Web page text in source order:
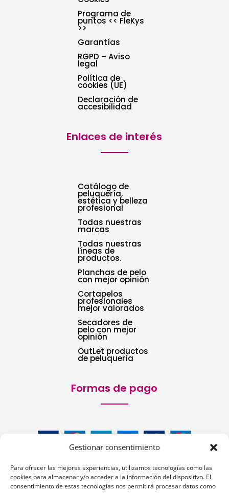
Gestionar consentimiento
Para ofrecer las mejores experiencias, utilizamos tecnologías como las
cookies para almacenar y/o acceder a la información del dispositivo. El
consentimiento de estas tecnologías nos permitirá procesar datos como
Programa de
puntos << FleKys
>>
Garantías
RGPD – Aviso
legal
Política de
cookies (UE)
Declaración de
accesibilidad
Enlaces de interés
Catálogo de
peluquería,
estética y belleza
profesional
Todas nuestras
marcas
Todas nuestras
líneas de
productos.
Planchas de pelo
con mejor opinión
Cortapelos
profesionales
mejor valorados
Secadores de
pelo con mejor
opinión
OutLet productos
de peluquería
Formas de pago